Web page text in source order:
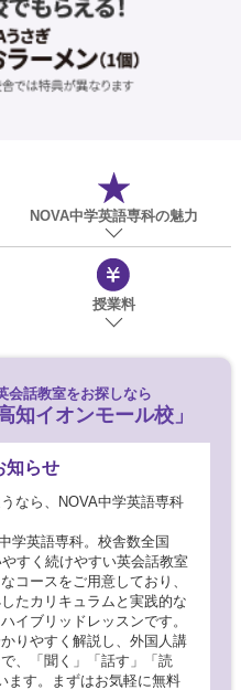
NOVA中学英語専科の魅力
授業料
会話教室をお探しなら
知イオンモール校」
知らせ
なら、NOVA中学英語専科
学英語専科。校舎数全国
すく続けやすい英会話教室
コースをご用意しており、
たカリキュラムと実践的な
イブリッドレッスンです。
りやすく解説し、外国人講
、「聞く」「話す」「読
ます。まずはお気軽に無料